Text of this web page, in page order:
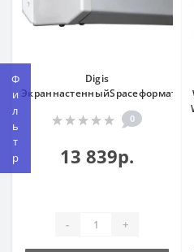
Фильтр
Digis
0
13 839р.
- +